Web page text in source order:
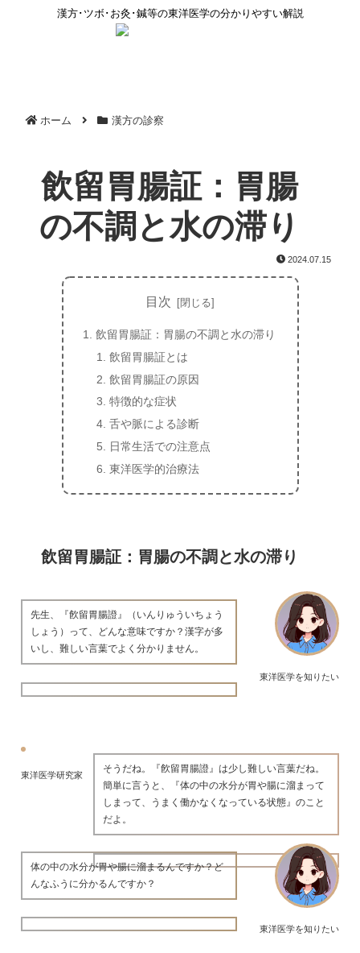
漢方･ツボ･お灸･鍼等の東洋医学の分かりやすい解説
ホーム 漢方の診察
飲留胃腸証：胃腸
の不調と水の滞り
2024.07.15
目次
飲留胃腸証：胃腸の不調と水の滞り
飲留胃腸証とは
飲留胃腸証の原因
特徴的な症状
舌や脈による診断
日常生活での注意点
東洋医学的治療法
飲留胃腸証：胃腸の不調と水の滞り
東洋医学を知りたい
先生、『飮留胃腸證』（いんりゅういちょう
しょう）って、どんな意味ですか？漢字が多
いし、難しい言葉でよく分かりません。
東洋医学研究家
そうだね。『飮留胃腸證』は少し難しい言葉だね。
簡単に言うと、『体の中の水分が胃や腸に溜まって
しまって、うまく働かなくなっている状態』のこと
だよ。
東洋医学を知りたい
体の中の水分が胃や腸に溜まるんですか？ど
んなふうに分かるんですか？